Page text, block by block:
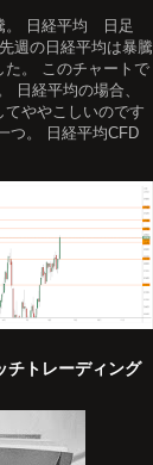
。 日経平均 日足
週の日経平均は暴騰
た。 このチャートで
日経平均の場合、
ややこしいのです
つ。 日経平均CFD
チトレーディング